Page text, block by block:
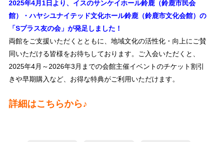
2025年4月1日より、イスのサンケイホール鈴鹿（鈴鹿市民会
館）・ハヤシユナイテッド文化ホール鈴鹿（鈴鹿市文化会館）の
「Sプラス友の会」が発足しました！
両館をご支援いただくとともに、地域文化の活性化・向上にご賛
同いただける皆様をお待ちしております。ご入会いただくと、
2025年4月～2026年3月までの会館主催イベントのチケット割引
きや早期購入など、お得な特典がご利用いただけます。
詳細はこちらから♪